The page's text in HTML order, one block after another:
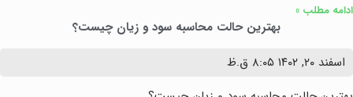
ادامه مطلب »
بهترین حالت محاسبه سود و زیان چیست؟
اسفند ۲۰, ۱۴۰۲
۸:۰۵ ق.ظ